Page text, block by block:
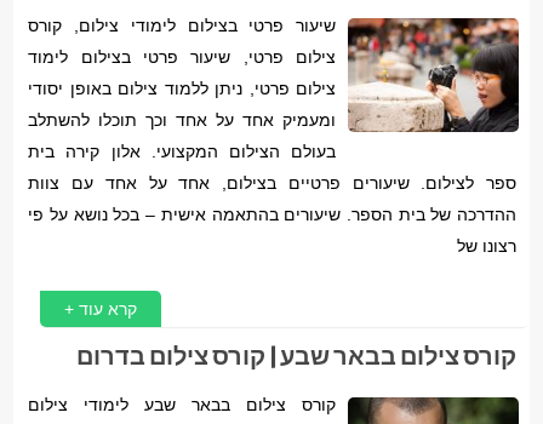
שיעור פרטי בצילום לימודי צילום, קורס
צילום פרטי, שיעור פרטי בצילום לימוד
צילום פרטי, ניתן ללמוד צילום באופן יסודי
ומעמיק אחד על אחד וכך תוכלו להשתלב
בעולם הצילום המקצועי. אלון קירה בית
ספר לצילום. שיעורים פרטיים בצילום, אחד על אחד עם צוות
ההדרכה של בית הספר. שיעורים בהתאמה אישית – בכל נושא על פי
רצונו של
קרא עוד +
קורס צילום בבאר שבע | קורס צילום בדרום
קורס צילום בבאר שבע לימודי צילום